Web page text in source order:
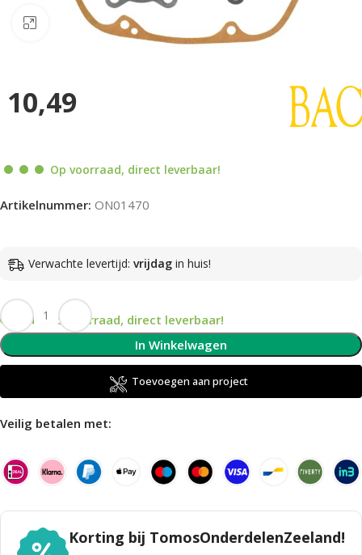
Klik om te vergroten
10,49
Op voorraad, direct leverbaar!
Artikelnummer: ON01470
Verwachte levertijd: vrijdag in huis!
Op voorraad, direct leverbaar!
In Winkelwagen
Toevoegen aan project
Veilig betalen met:
Korting bij TomosOnderdelenZeeland!